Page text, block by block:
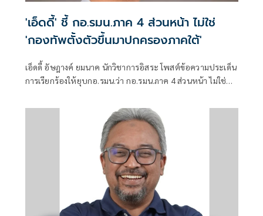
'เอ็ดดี้' ชี้ กอ.รมน.ภาค 4 ส่วนหน้า ไม่ใช่
'กองทัพตั้งตัวขึ้นมาปกครองภาคใต้'
เอ็ดดี้ อัษฎางค์ ยมนาค นักวิชาการอิสระ โพสต์ข้อความประเด็น
การเรียกร้องให้ยุบกอ.รมน.ว่า กอ.รมน.ภาค 4 ส่วนหน้า ไม่ใช่